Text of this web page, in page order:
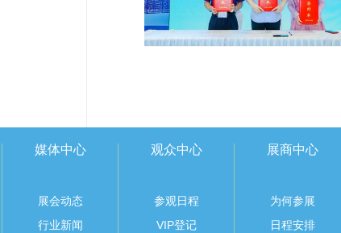
媒体中心
展会动态
行业新闻
观众中心
参观日程
VIP登记
展商中心
为何参展
日程安排